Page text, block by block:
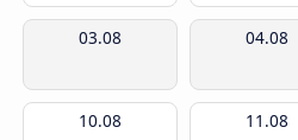
03.08 04.08
10.08 11.08